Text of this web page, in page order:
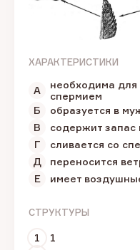
ХАРАКТЕРИСТИКИ
А
необходима
спермием
Б
образуется в
В
содержит запас
Г
сливается со
Д
переносится
Е
имеет
СТРУКТУРЫ
1
1